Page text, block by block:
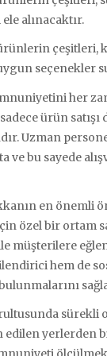
alınacaktır.
ürünlerin
seçenekler
her
ürün satışı
Uzman
ve bu sayede
en önemli
özel bir ortam
müşterilere
hem de
sürekli
edilen yerlerden